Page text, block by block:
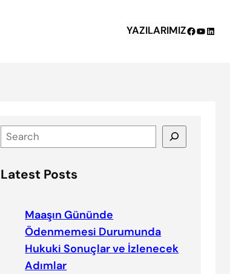
YAZILARIMIZFacebook
e
r
Latest Posts
Maaşın Gününde
Ödenmemesi Durumunda
Hukuki Sonuçlar ve İzlenecek
Adımlar